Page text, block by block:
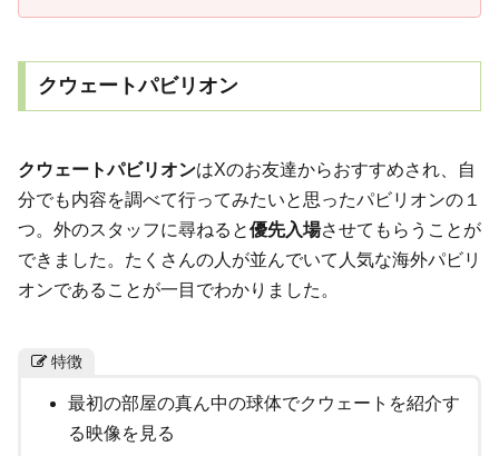
クウェートパビリオン
クウェートパビリオンはXのお友達からおすすめされ、自
分でも内容を調べて行ってみたいと思ったパビリオンの１
つ。外のスタッフに尋ねると優先入場させてもらうことが
できました。たくさんの人が並んでいて人気な海外パビリ
オンであることが一目でわかりました。
特徴
最初の部屋の真ん中の球体でクウェートを紹介す
る映像を見る